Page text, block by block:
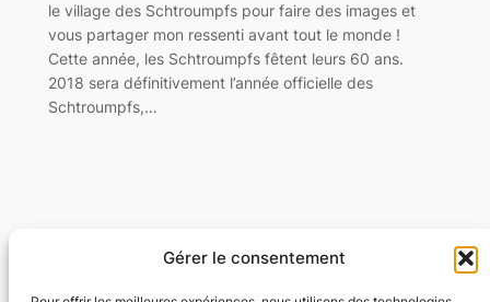
Gérer le consentement
le village des Schtroumpfs pour faire des images et
vous partager mon ressenti avant tout le monde !
Cette année, les Schtroumpfs fêtent leurs 60 ans.
2018 sera définitivement l’année officielle des
Schtroumpfs,…
Flexyflow · Community Management · Social